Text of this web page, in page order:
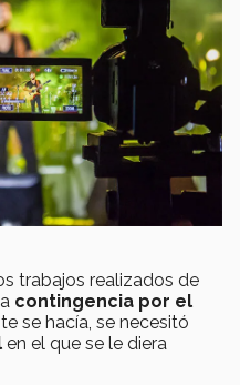
trabajos realizados de
contingencia por el
se hacía, se necesitó
en el que se le diera